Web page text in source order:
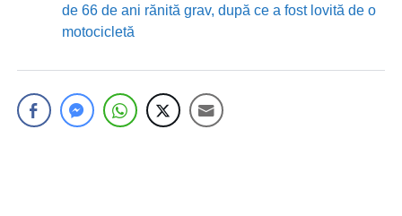
de 66 de ani rănită grav, după ce a fost lovită de o
motocicletă